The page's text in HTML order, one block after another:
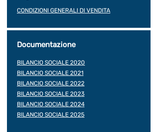
CONDIZIONI GENERALI DI VENDITA
Documentazione
BILANCIO SOCIALE 2020
BILANCIO SOCIALE 2021
BILANCIO SOCIALE 2022
BILANCIO SOCIALE 2023
BILANCIO SOCIALE 2024
BILANCIO SOCIALE 2025